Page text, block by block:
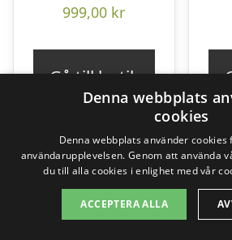
999,00 kr
Gå till butik
Denna webbplats
cookies
Denna webbplats använder
användarupplevelsen. Genom att använda
du till alla cookies i enlighet med vår
ACCEPTERA ALLA